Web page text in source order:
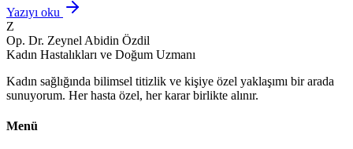
Yazıyı oku
Z
Op. Dr. Zeynel Abidin Özdil
Kadın Hastalıkları ve Doğum Uzmanı
Kadın sağlığında bilimsel titizlik ve kişiye özel yaklaşımı bir arada
sunuyorum. Her hasta özel, her karar birlikte alınır.
Menü